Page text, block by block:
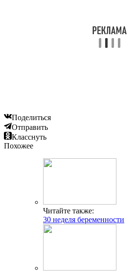
Поделиться
Отправить
Класснуть
Похожее
Читайте также:
30 неделя беременности